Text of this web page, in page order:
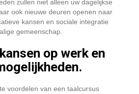
zullen niet alleen uw dagelijkse
ook nieuwe deuren openen naar
kansen en sociale integratie
gemeenschap.
op werk en
voordelen van een taalcursus